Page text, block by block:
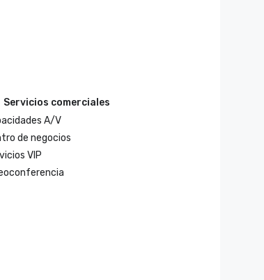
Servicios comerciales
A/V
de negocios
VIP